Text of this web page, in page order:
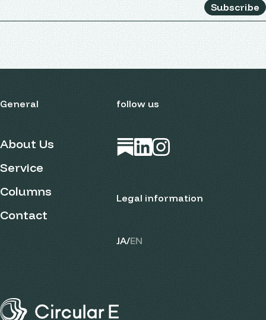
Subscribe
General
About Us
Service
Columns
Contact
follow us
Legal information
JA/EN